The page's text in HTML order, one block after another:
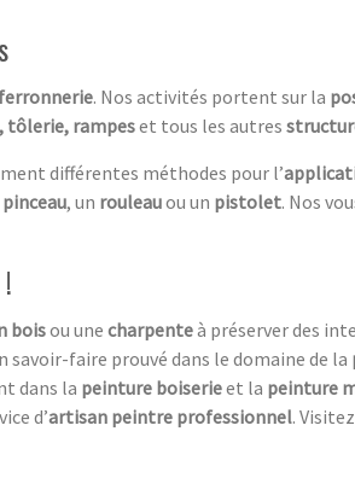
ferronnerie. Nos activités portent sur la
tôlerie, rampeset tous les autres
différentes méthodes pour l’
pinceau, un rouleauou un pistolet. Nos
boisou une charpenteà préserver des
savoir-faire prouvé dans le domaine de la
dans la peinture boiserieet la peinture
d’artisan peintre professionnel.